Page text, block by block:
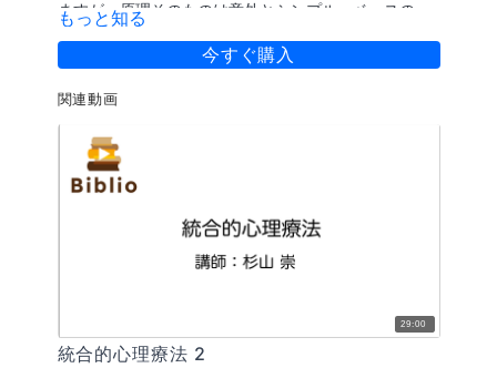
ますが、原理そのものは意外とシンプル。ベースの部
分をしっかりとおさえましょう。この動画は7本ある認
知行動療法を解説する動画の三本目です。
もっと知る
今すぐ購入
関連動画
29:00
統合的心理療法 2